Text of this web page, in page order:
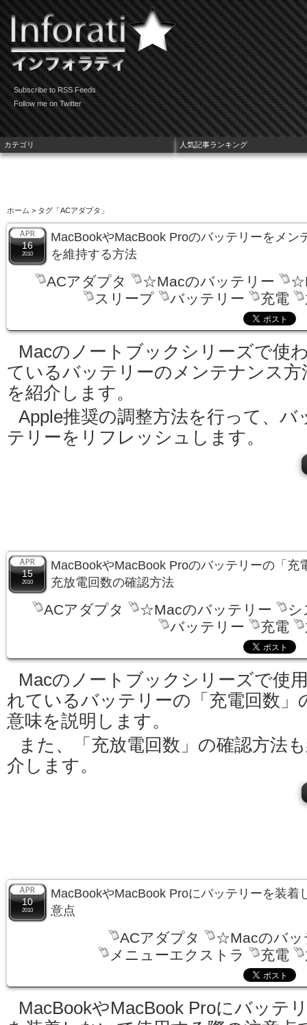
Subscribe to RSS Feeds
Follow me on Twitter
ホーム > タグ「ACアダプタ」
16
2010
MacBookやMacBook Proのバッテリーをメン
を維持する方法
ACアダプタ ☆Macのバッテリー
スリープ
バッテリー 充電
Macのノートブックシリーズで使
ているバッテリーのメンテナンス方
を紹介します。
Apple推奨の調整方法を行って、バ
テリーをリフレッシュします。
15
2010
MacBookやMacBook Proのバッテリーの「充
充放電回数の確認方法
ACアダプタ ☆Macのバッテリー
シ
バッテリー
充電
Macのノートブックシリーズで使
れているバッテリーの「充電回数」
意味を説明します。
また、「充放電回数」の確認方法
介します。
10
2010
MacBookやMacBook Proにバッテリーを装着
意点
ACアダプタ
☆Macのバッ
メニューエクストラ
充電
MacBookやMacBook Proにバッテ
カテゴリ 人気記事ランキング